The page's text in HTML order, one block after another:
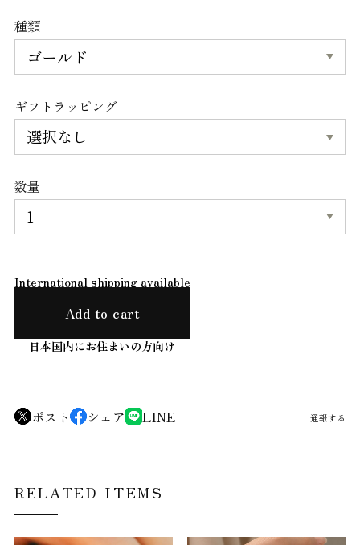
種類
ギフトラッピング
数量
International shipping available
Add to cart
日本国内にお住まいの方向け
ポスト シェア LINE 通報する
RELATED ITEMS